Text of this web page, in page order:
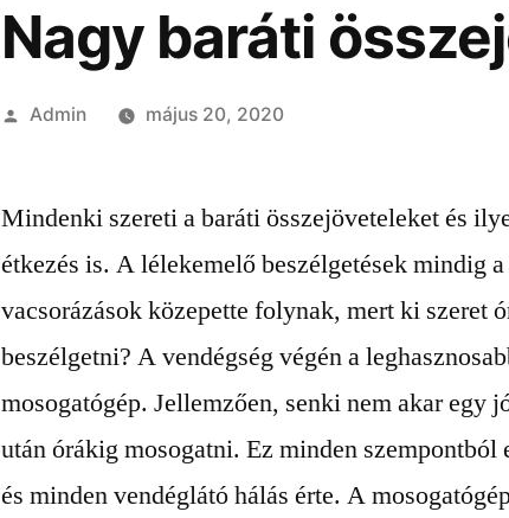
Nagy baráti
Szerző:
Admin május 20, 2020
Mindenki szereti a baráti összejöveteleket és
étkezés is. A lélekemelő beszélgetések mindig
vacsorázások közepette folynak, mert ki szeret
beszélgetni? A vendégség végén a
mosogatógép. Jellemzően, senki nem akar egy
után órákig mosogatni. Ez minden
és minden vendéglátó hálás érte. A